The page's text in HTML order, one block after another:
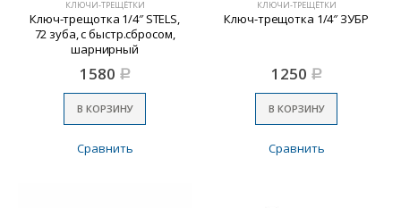
КЛЮЧИ-ТРЕЩЁТКИ
Ключ-трещотка 1/4″ STELS,
72 зуба, с быстр.сбросом,
шарнирный
1580 Р
В КОРЗИНУ
Сравнить
КЛЮЧИ-ТРЕЩЁТКИ
Ключ-трещотка 1/4″ ЗУБР
1250 Р
В КОРЗИНУ
Сравнить